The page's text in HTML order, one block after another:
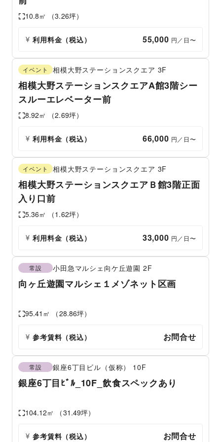
10.8㎡ （3.26坪）
利用料金（税込） 55,000 円／日〜
イベント 相模大野ステーションスクエア 3F
相模大野ステーションスクエアA館3階シー
スルーエレベーター前
8.92㎡ （2.69坪）
利用料金（税込） 66,000 円／日〜
イベント 相模大野ステーションスクエア 3F
相模大野ステーションスクエアＢ館3階正面
入り口前
5.36㎡ （1.62坪）
利用料金（税込） 33,000 円／日〜
常設 小田急マルシェ向ケ丘遊園 2F
向ヶ丘遊園マルシェ１メゾネット区画
95.41 ㎡ （28.86坪）
参考賃料（税込） お問合せ
常設 銀座6丁目ビル（仮称） 10F
銀座6丁目ﾋﾞﾙ_10F_飲食スペックあり
104.12㎡ （31.49坪）
参考賃料（税込） お問合せ